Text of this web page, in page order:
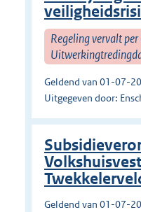
Regeling vervalt
Geldend van 01-07-
Uitgegeven door:
Geldend van 01-07-